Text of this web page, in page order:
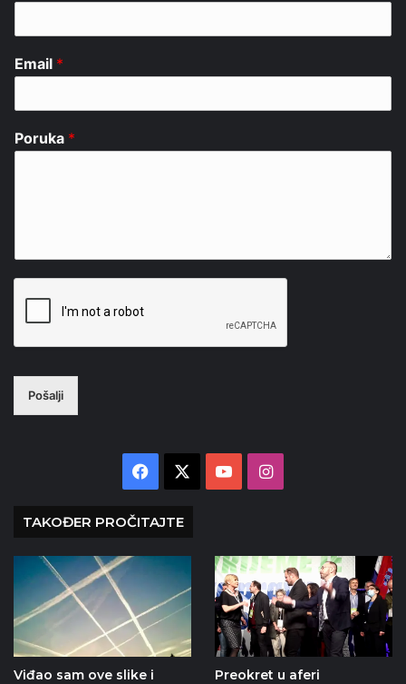
Email *
Poruka *
Pošalji
Facebook YouTubeInstagram
TAKOĐER PROČITAJTE
Viđao sam ove slike i
Preokret u aferi